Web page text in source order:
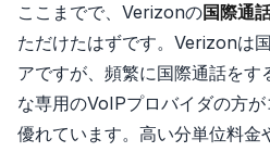
ここまでで、Verizonの国際通
ただけたはずです。Verizonは
アですが、頻繁に国際通話をす
な専用のVoIPプロバイダの方
優れています。高い分単位料金